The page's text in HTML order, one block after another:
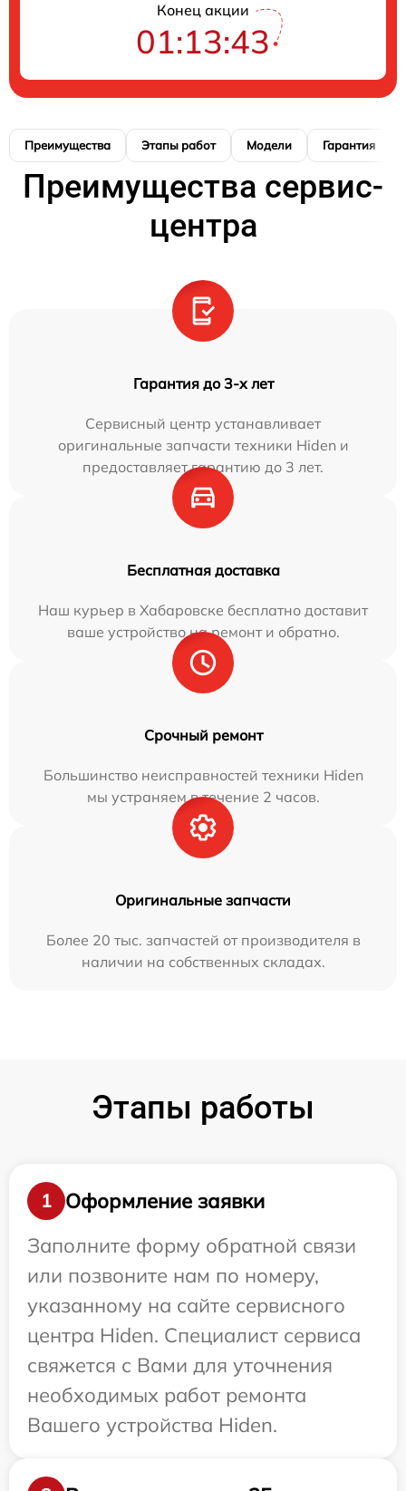
Конец акции
01:13:42
Преимущества Этапы работ Модели Гарантия
Преимущества сервис-
центра
Гарантия до 3-х лет
Сервисный центр устанавливает
оригинальные запчасти техники Hiden и
предоставляет гарантию до 3 лет.
Бесплатная доставка
Наш курьер в Хабаровске бесплатно доставит
ваше устройство на ремонт и обратно.
Срочный ремонт
Большинство неисправностей техники Hiden
мы устраняем в течение 2 часов.
Оригинальные запчасти
Более 20 тыс. запчастей от производителя в
наличии на собственных складах.
Этапы работы
1
Оформление заявки
Заполните форму обратной связи
или позвоните нам по номеру,
указанному на сайте сервисного
центра Hiden. Специалист сервиса
свяжется с Вами для уточнения
необходимых работ ремонта
Вашего устройства Hiden.